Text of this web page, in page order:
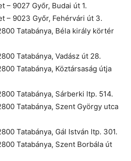
– 9027 Győr, Budai út 1.
– 9023 Győr, Fehérvári út 3.
Tatabánya, Béla király körtér
Tatabánya, Vadász út 28.
Tatabánya, Köztársaság útja
Tatabánya, Sárberki ltp. 514.
Tatabánya, Szent György utca
Tatabánya, Gál István ltp. 301.
Tatabánya, Szent Borbála út